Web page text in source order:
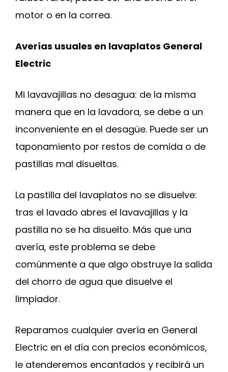
motor o en la correa.
Averías usuales en lavaplatos General
Electric
Mi lavavajillas no desagua: de la misma
manera que en la lavadora, se debe a un
inconveniente en el desagüe. Puede ser un
taponamiento por restos de comida o de
pastillas mal disueltas.
La pastilla del lavaplatos no se disuelve:
tras el lavado abres el lavavajillas y la
pastilla no se ha disuelto. Más que una
avería, este problema se debe
comúnmente a que algo obstruye la salida
del chorro de agua que disuelve el
limpiador.
Reparamos cualquier avería en General
Electric en el día con precios económicos,
le atenderemos encantados y recibirá un